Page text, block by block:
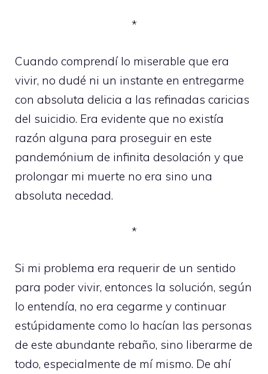
*
Cuando comprendí lo miserable que era
vivir, no dudé ni un instante en entregarme
con absoluta delicia a las refinadas caricias
del suicidio. Era evidente que no existía
razón alguna para proseguir en este
pandemónium de infinita desolación y que
prolongar mi muerte no era sino una
absoluta necedad.
*
Si mi problema era requerir de un sentido
para poder vivir, entonces la solución, según
lo entendía, no era cegarme y continuar
estúpidamente como lo hacían las personas
de este abundante rebaño, sino liberarme de
todo, especialmente de mí mismo. De ahí